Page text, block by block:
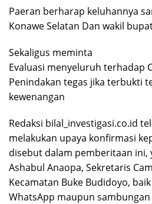
Paeran berharap keluhannya
Konawe Selatan Dan wakil
Sekaligus meminta
Evaluasi menyeluruh terhadap
Penindakan tegas jika terbukti
kewenangan
Redaksi bilal_investigasi.co.id
melakukan upaya konfirmasi
disebut dalam pemberitaan ini,
Ashabul Anaopa, Sekretaris
Kecamatan Buke Budidoyo,
WhatsApp maupun